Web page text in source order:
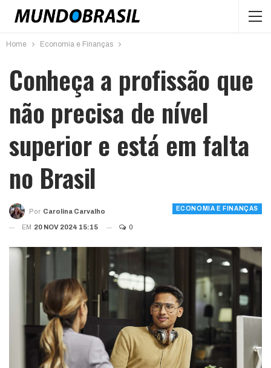
Home Economia e Finanças
Conheça a profissão que
não precisa de nível
superior e está em falta
no Brasil
ECONOMIA E FINANÇAS
Por Carolina Carvalho
EM 20 NOV 2024 15:15 0